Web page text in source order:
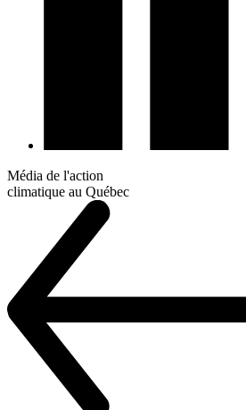
Média de l'action
climatique au Québec